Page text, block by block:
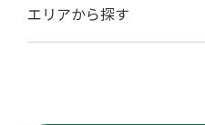
エリアから探す